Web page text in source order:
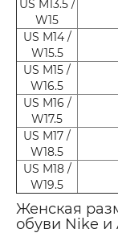
US M13.5 /
W15
US M14 /
W15.5
US M15 /
W16.5
US M16 /
W17.5
US M17 /
W18.5
US M18 /
W19.5
Женская
обуви Nike и